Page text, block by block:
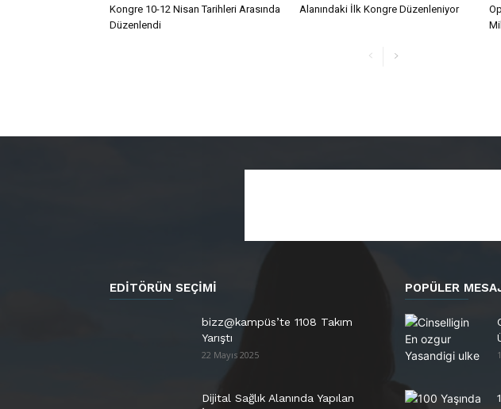
Kongre 10-12 Nisan Tarihleri Arasında
Düzenlendi
Alanındaki İlk Kongre Düzenleniyor
EDITÖRÜN SEÇIMI
bizz@kampüs’te 1108 Takım
Yarıştı
22 Mayıs 2025
Dijital Sağlık Alanında Yapılan
POPÜLER